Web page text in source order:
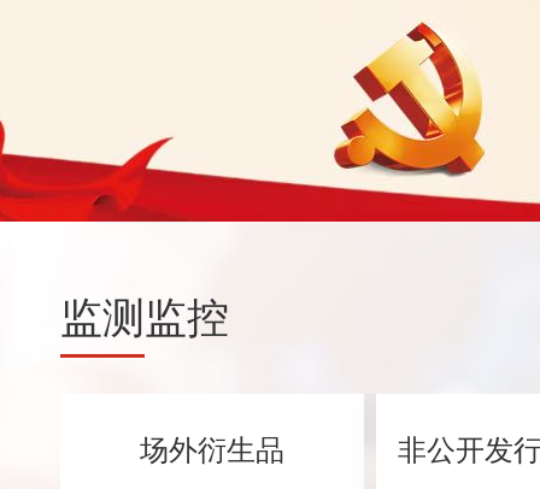
监测 监控
场外衍生品 非公开发